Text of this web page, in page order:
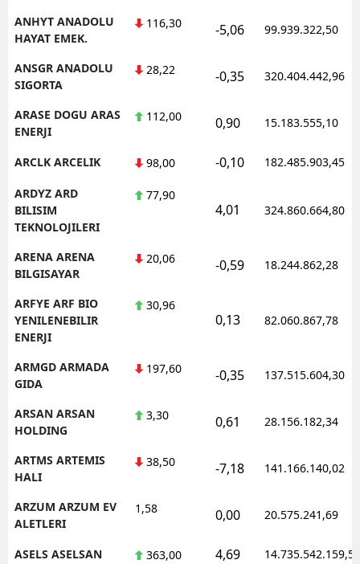
ANHYT ANADOLU
HAYAT EMEK.
116,30 -5,06 99.939.322,50
ANSGR ANADOLU
SIGORTA
28,22 -0,35 320.404.442,96
ARASE DOGU ARAS
ENERJI
112,00 0,90 15.183.555,10
ARCLK ARCELIK 98,00 -0,10 182.485.903,45
ARDYZ ARD
BILISIM
TEKNOLOJILERI
77,90
4,01 324.860.664,80
ARENA ARENA
BILGISAYAR
20,06 -0,59 18.244.862,28
ARFYE ARF BIO
YENILENEBILIR
ENERJI
30,96
0,13 82.060.867,78
ARMGD ARMADA
GIDA
197,60 -0,35 137.515.604,30
ARSAN ARSAN
HOLDING
3,30 0,61 28.156.182,34
ARTMS ARTEMIS
HALI
38,50 -7,18 141.166.140,02
ARZUM ARZUM EV
ALETLERI
1,58 0,00 20.575.241,69
ASELS ASELSAN 363,00 4,69 14.735.542.159,50